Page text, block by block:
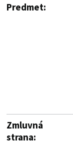
Predmet:
Zmluvná
strana: